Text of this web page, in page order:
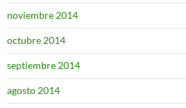
noviembre 2014
octubre 2014
septiembre 2014
agosto 2014